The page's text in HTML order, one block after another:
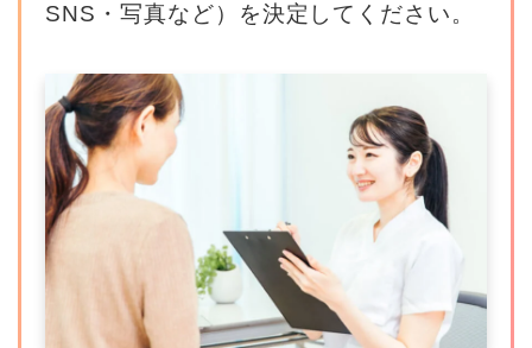
SNS・写真など）を決定してください。